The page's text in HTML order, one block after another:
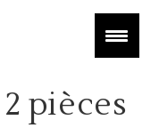
pièces